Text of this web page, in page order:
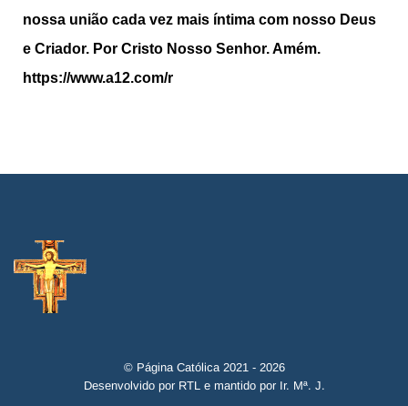
nossa união cada vez mais íntima com nosso Deus
e Criador. Por Cristo Nosso Senhor. Amém.
https://www.a12.com/r
© Página Católica 2021 - 2026
Desenvolvido por RTL e mantido por Ir. Mª. J.